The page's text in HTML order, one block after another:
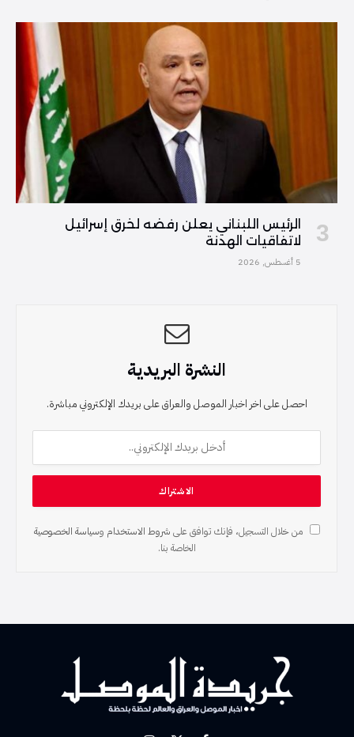
الرئيس اللبناني يعلن رفضه لخرق إسرائيل
لاتفاقيات الهدنة
5 أغسطس, 2026
النشرة البريدية
احصل على اخر اخبار الموصل والعراق على بريدك الإلكتروني مباشرة.
من خلال التسجيل، فإنك توافق على شروط الاستخدام وسياسة الخصوصية
الخاصة بنا.